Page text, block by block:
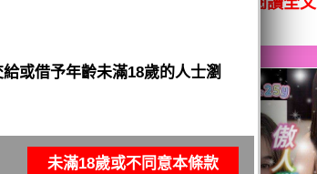
或借予年齡未滿18歲的人士瀏
未滿18歲或不同意本條款